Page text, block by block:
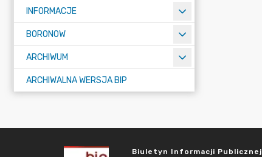
INFORMACJE
BORONOW
ARCHIWUM
ARCHIWALNA WERSJA BIP
Biuletyn Informacji Publicznej